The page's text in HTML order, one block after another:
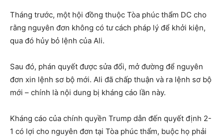
Tháng trước, một hội đồng thuộc Tòa phúc thẩm DC cho
rằng nguyên đơn không có tư cách pháp lý để khởi kiện,
qua đó hủy bỏ lệnh của Ali.
Sau đó, phán quyết được sửa đổi, mở đường để nguyên
đơn xin lệnh sơ bộ mới. Ali đã chấp thuận và ra lệnh sơ bộ
mới – chính là nội dung bị kháng cáo lần này.
Kháng cáo của chính quyền Trump dẫn đến quyết định 2-
1 có lợi cho nguyên đơn tại Tòa phúc thẩm, buộc họ phải